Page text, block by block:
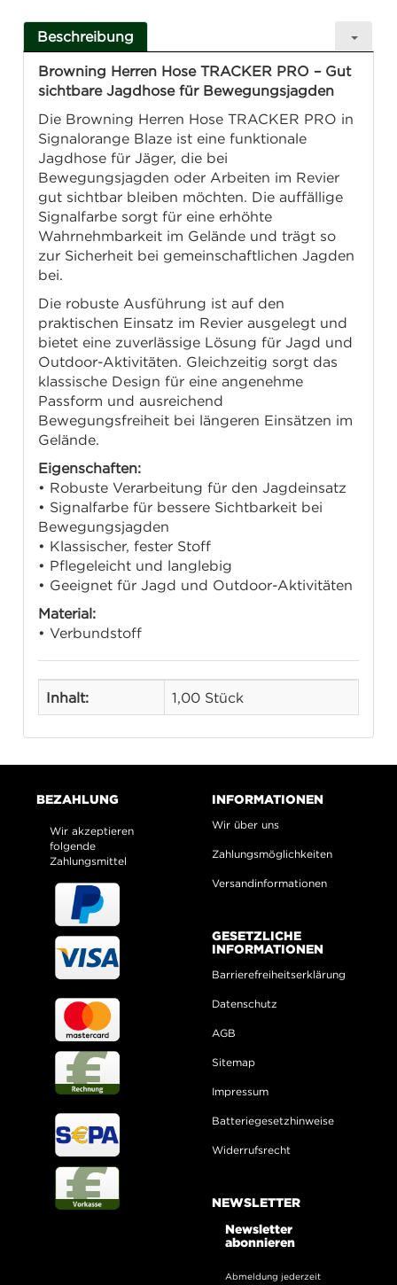
Beschreibung
Browning Herren Hose TRACKER PRO – Gut
sichtbare Jagdhose für Bewegungsjagden
Die Browning Herren Hose TRACKER PRO in
Signalorange Blaze ist eine funktionale
Jagdhose für Jäger, die bei
Bewegungsjagden oder Arbeiten im Revier
gut sichtbar bleiben möchten. Die auffällige
Signalfarbe sorgt für eine erhöhte
Wahrnehmbarkeit im Gelände und trägt so
zur Sicherheit bei gemeinschaftlichen Jagden
bei.
Die robuste Ausführung ist auf den
praktischen Einsatz im Revier ausgelegt und
bietet eine zuverlässige Lösung für Jagd und
Outdoor-Aktivitäten. Gleichzeitig sorgt das
klassische Design für eine angenehme
Passform und ausreichend
Bewegungsfreiheit bei längeren Einsätzen im
Gelände.
Eigenschaften:
• Robuste Verarbeitung für den Jagdeinsatz
• Signalfarbe für bessere Sichtbarkeit bei
Bewegungsjagden
• Klassischer, fester Stoff
• Pflegeleicht und langlebig
• Geeignet für Jagd und Outdoor-Aktivitäten
Material:
• Verbundstoff
Inhalt: 1,00 Stück
BEZAHLUNG
Wir akzeptieren
folgende
Zahlungsmittel
INFORMATIONEN
Wir über uns
Zahlungsmöglichkeiten
Versandinformationen
GESETZLICHE
INFORMATIONEN
Barrierefreiheitserklärung
Datenschutz
AGB
Sitemap
Impressum
Batteriegesetzhinweise
Widerrufsrecht
NEWSLETTER
Newsletter
abonnieren
Abmeldung jederzeit